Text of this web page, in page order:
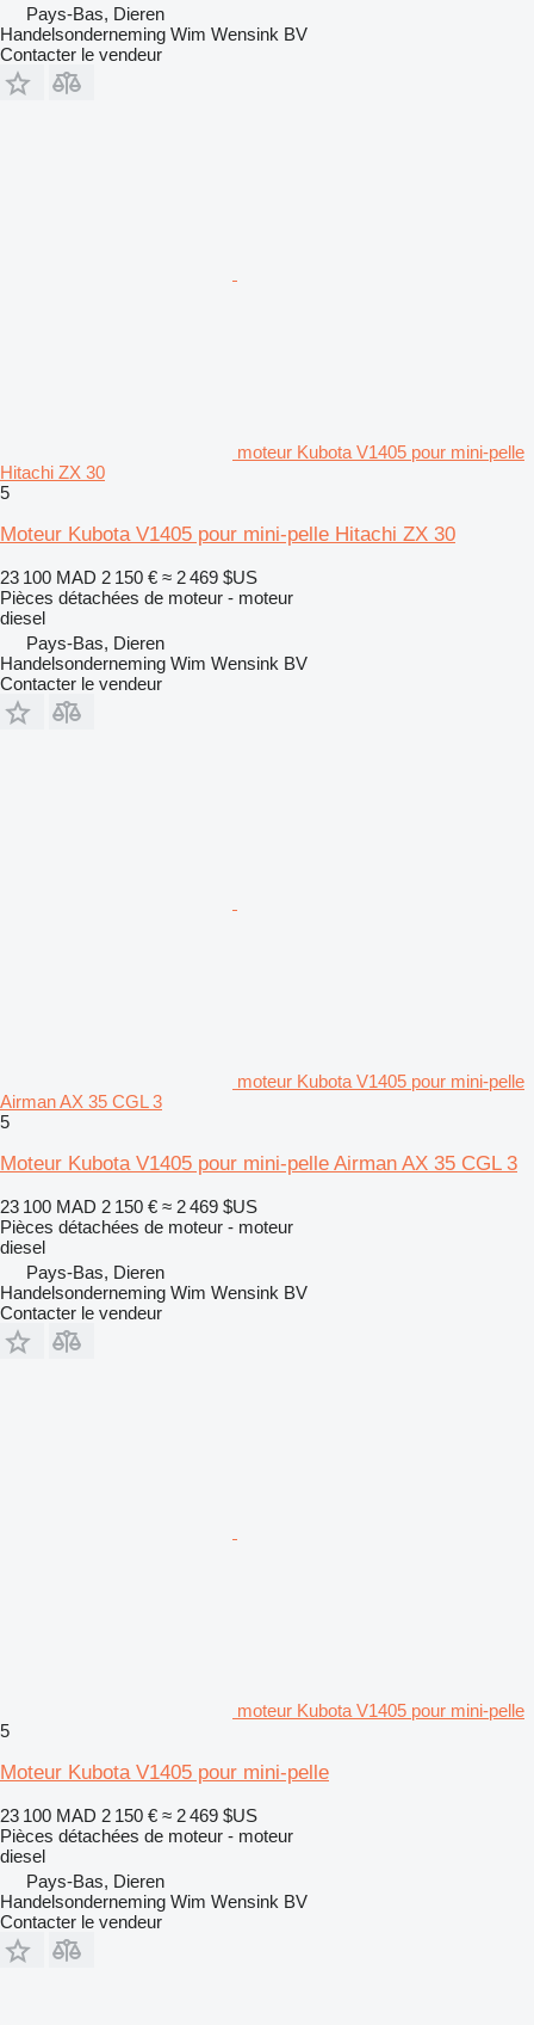
Pays-Bas, Dieren
Handelsonderneming Wim Wensink BV
Contacter le vendeur
moteur Kubota V1405 pour mini-pelle
Hitachi ZX 30
5
Moteur Kubota V1405 pour mini-pelle Hitachi ZX 30
23 100 MAD 2 150 € ≈ 2 469 $US
Pièces détachées de moteur - moteur
diesel
Pays-Bas, Dieren
Handelsonderneming Wim Wensink BV
Contacter le vendeur
moteur Kubota V1405 pour mini-pelle
Airman AX 35 CGL 3
5
Moteur Kubota V1405 pour mini-pelle Airman AX 35 CGL 3
23 100 MAD 2 150 € ≈ 2 469 $US
Pièces détachées de moteur - moteur
diesel
Pays-Bas, Dieren
Handelsonderneming Wim Wensink BV
Contacter le vendeur
moteur Kubota V1405 pour mini-pelle
5
Moteur Kubota V1405 pour mini-pelle
23 100 MAD 2 150 € ≈ 2 469 $US
Pièces détachées de moteur - moteur
diesel
Pays-Bas, Dieren
Handelsonderneming Wim Wensink BV
Contacter le vendeur